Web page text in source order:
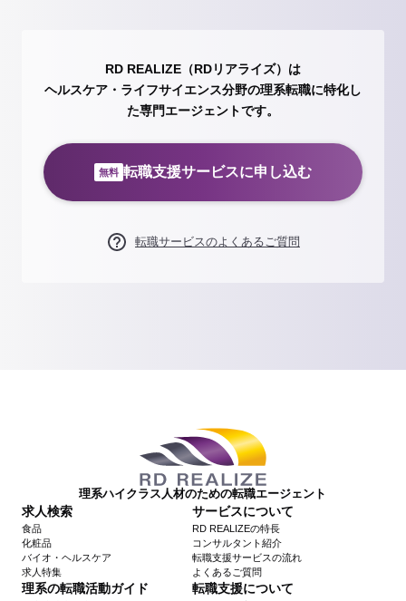
RD REALIZE（RDリアライズ）は
ヘルスケア・ライフサイエンス分野の理系転職に特化し
た専門エージェントです。
無料 転職支援サービスに申し込む
転職サービスのよくあるご質問
理系ハイクラス人材のための転職エージェント
求人検索
食品
化粧品
バイオ・ヘルスケア
求人特集
サービスについて
RD REALIZEの特長
コンサルタント紹介
転職支援サービスの流れ
よくあるご質問
理系の転職活動ガイド 転職支援について